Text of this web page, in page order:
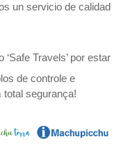
un servicio de calidad
Travels’ por estar
de controle e
total segurança!